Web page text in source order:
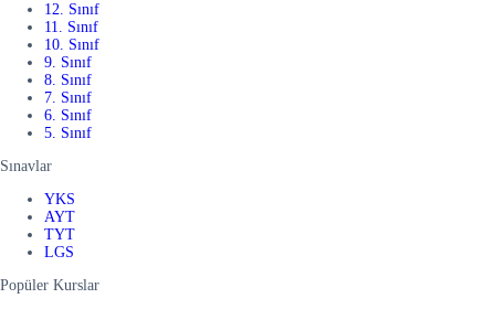
12. Sınıf
11. Sınıf
10. Sınıf
9. Sınıf
8. Sınıf
7. Sınıf
6. Sınıf
5. Sınıf
Sınavlar
YKS
AYT
TYT
LGS
Popüler Kurslar